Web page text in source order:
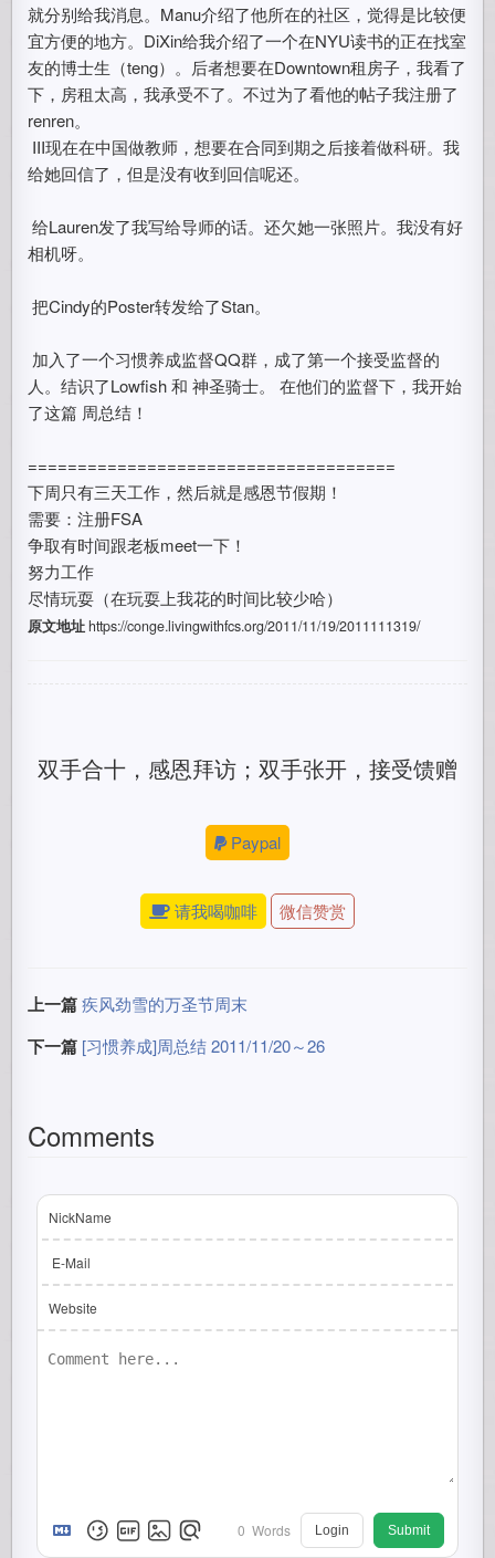
就分别给我消息。Manu介绍了他所在的社区，觉得是比较便
宜方便的地方。DiXin给我介绍了一个在NYU读书的正在找室
友的博士生（teng）。后者想要在Downtown租房子，我看了
下，房租太高，我承受不了。不过为了看他的帖子我注册了
renren。
III现在在中国做教师，想要在合同到期之后接着做科研。我
给她回信了，但是没有收到回信呢还。
给Lauren发了我写给导师的话。还欠她一张照片。我没有好
相机呀。
把Cindy的Poster转发给了Stan。
加入了一个习惯养成监督QQ群，成了第一个接受监督的
人。结识了Lowfish 和 神圣骑士。 在他们的监督下，我开始
了这篇 周总结！
=====================================
下周只有三天工作，然后就是感恩节假期！
需要：注册FSA
争取有时间跟老板meet一下！
努力工作
尽情玩耍（在玩耍上我花的时间比较少哈）
原文地址https://conge.livingwithfcs.org/2011/11/19/2011111319/
双手合十，感恩拜访；双手张开，接受馈赠
Paypal
请我喝咖啡 微信赞赏
上一篇 疾风劲雪的万圣节周末
下一篇 [习惯养成]周总结 2011/11/20～26
Comments
NickName
E-Mail
Website
0 Words Login Submit